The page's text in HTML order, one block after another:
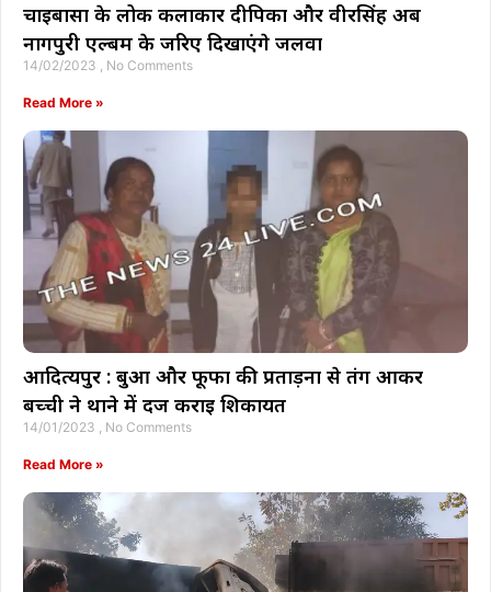
चाईबासा के लोक कलाकार दीपिका और वीरसिंह अब
नागपुरी एल्बम के जरिए दिखाएंगे जलवा
14/02/2023 No Comments
Read More »
आदित्यपुर : बुआ और फूफा की प्रताड़ना से तंग आकर
बच्ची ने थाने में दर्ज कराई शिकायत
14/01/2023 No Comments
Read More »